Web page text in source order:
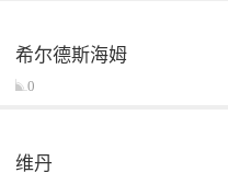
希尔德斯海姆
0
维丹